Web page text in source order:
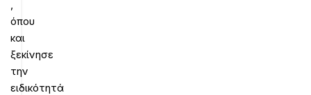
,
όπου
και
ξεκίνησε
την
ειδικότητά